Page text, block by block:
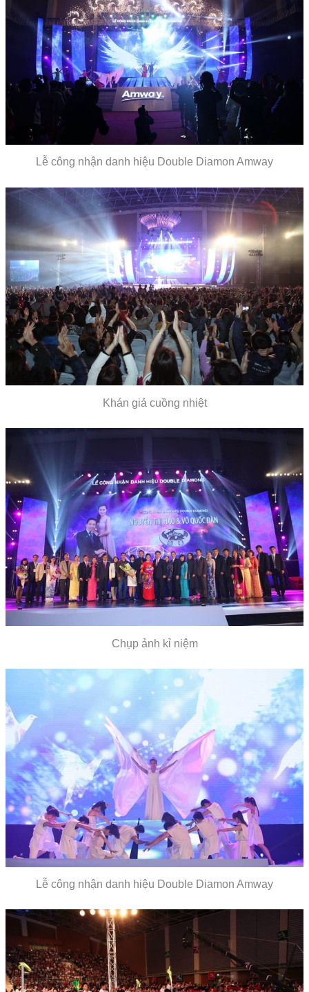
Lễ công nhận danh hiệu Double Diamon Amway
Khán giả cuồng nhiệt
Chụp ảnh kỉ niệm
Lễ công nhận danh hiệu Double Diamon Amway